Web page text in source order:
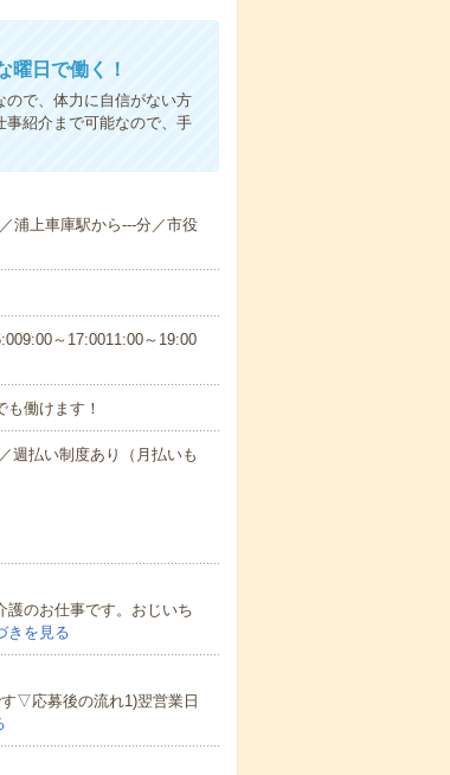
曜日で働く！
で、体力に自信がない方
紹介まで可能なので、手
浦上車庫駅から---分／市役
～17:0011:00～19:00
働けます！
払い制度あり（月払いも
護のお仕事です。おじいち
きを見る
▽応募後の流れ1)翌営業日